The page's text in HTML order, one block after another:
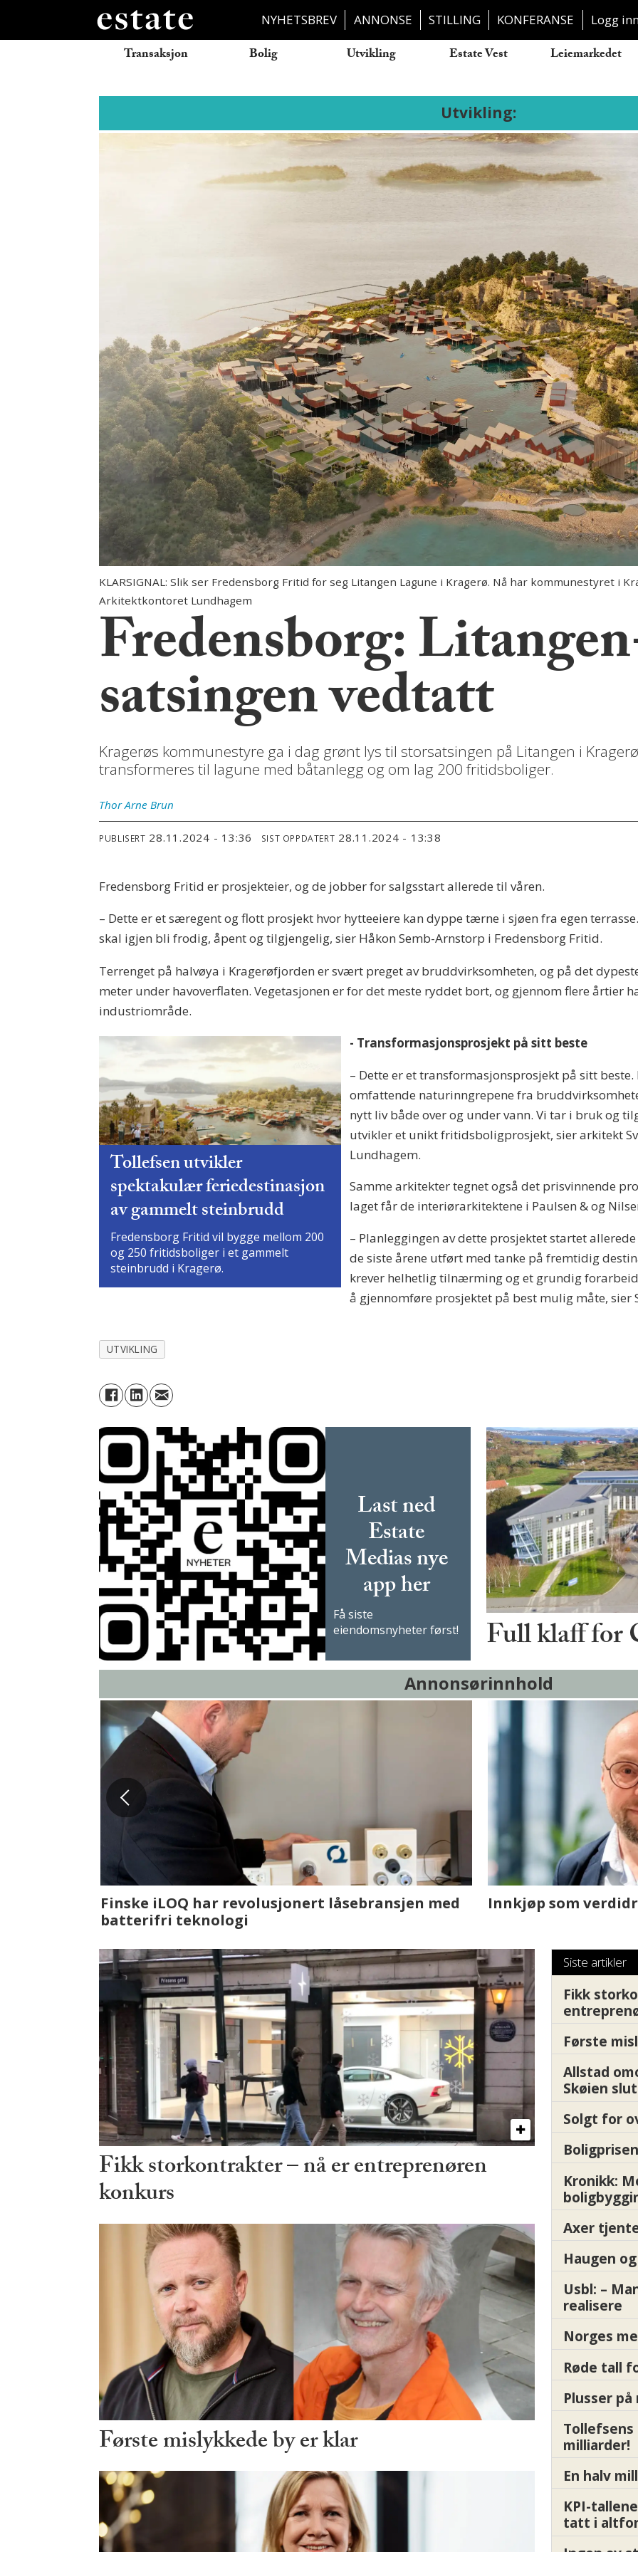
NYHETSBREV ANNONSE STILLING KONFERANSE Logg
Transaksjon Bolig Utvikling Estate Vest Leiemarkedet
Utvikling:
KLARSIGNAL: Slik ser Fredensborg Fritid for seg Litangen Lagune i Kragerø. Nå har kommunestyret i
Arkitektkontoret Lundhagem
Fredensborg:
satsingen vedtatt
Kragerøs kommunestyre ga i dag grønt lys til storsatsingen på Litangen i
transformeres til lagune med båtanlegg og om lag 200 fritidsboliger.
Thor Arne Brun
PUBLISERT 28.11.2024 - 13:36 SIST OPPDATERT 28.11.2024 - 13:38
Fredensborg Fritid er prosjekteier, og de jobber for salgsstart allerede til våren.
– Dette er et særegent og flott prosjekt hvor hytteeiere kan dyppe tærne i sjøen fra egen
skal igjen bli frodig, åpent og tilgjengelig, sier Håkon Semb-Arnstorp i Fredensborg Fritid.
Terrenget på halvøya i Kragerøfjorden er svært preget av bruddvirksomheten, og på det
meter under havoverflaten. Vegetasjonen er for det meste ryddet bort, og gjennom flere årtier
industriområde.
Tollefsen utvikler
spektakulær feriedestinasjon
av gammelt steinbrudd
Fredensborg Fritid vil bygge mellom 200
og 250 fritidsboliger i et gammelt
steinbrudd i Kragerø.
- Transformasjonsprosjekt på sitt beste
– Dette er et transformasjonsprosjekt på sitt
omfattende naturinngrepene fra
nytt liv både over og under vann. Vi tar i bruk og
utvikler et unikt fritidsboligprosjekt, sier arkitekt
Lundhagem.
Samme arkitekter tegnet også det prisvinnende
laget får de interiørarkitektene i Paulsen & og
– Planleggingen av dette prosjektet startet
de siste årene utført med tanke på fremtidig
krever helhetlig tilnærming og et grundig
å gjennomføre prosjektet på best mulig måte, sier
UTVIKLING
Last ned
Estate
Medias nye
app her
Få siste
eiendomsnyheter først!
Full klaff for
Annonsørinnhold
Fenistra endrer eiendomsbransjen med AI. Slik
ser vi på fremtiden
Hvordan Ovtun
Fikk storkontrakter – nå er entreprenøren
konkurs
Første mislykkede by er klar
Siste artikler
Fikk
Første
Allstad
Skøien
Solgt for
Kronikk:
Axer
Haugen
Usbl: –
realisere
Norges
Røde tall
Plusser
milliarder!
En halv
KPI-
tatt i